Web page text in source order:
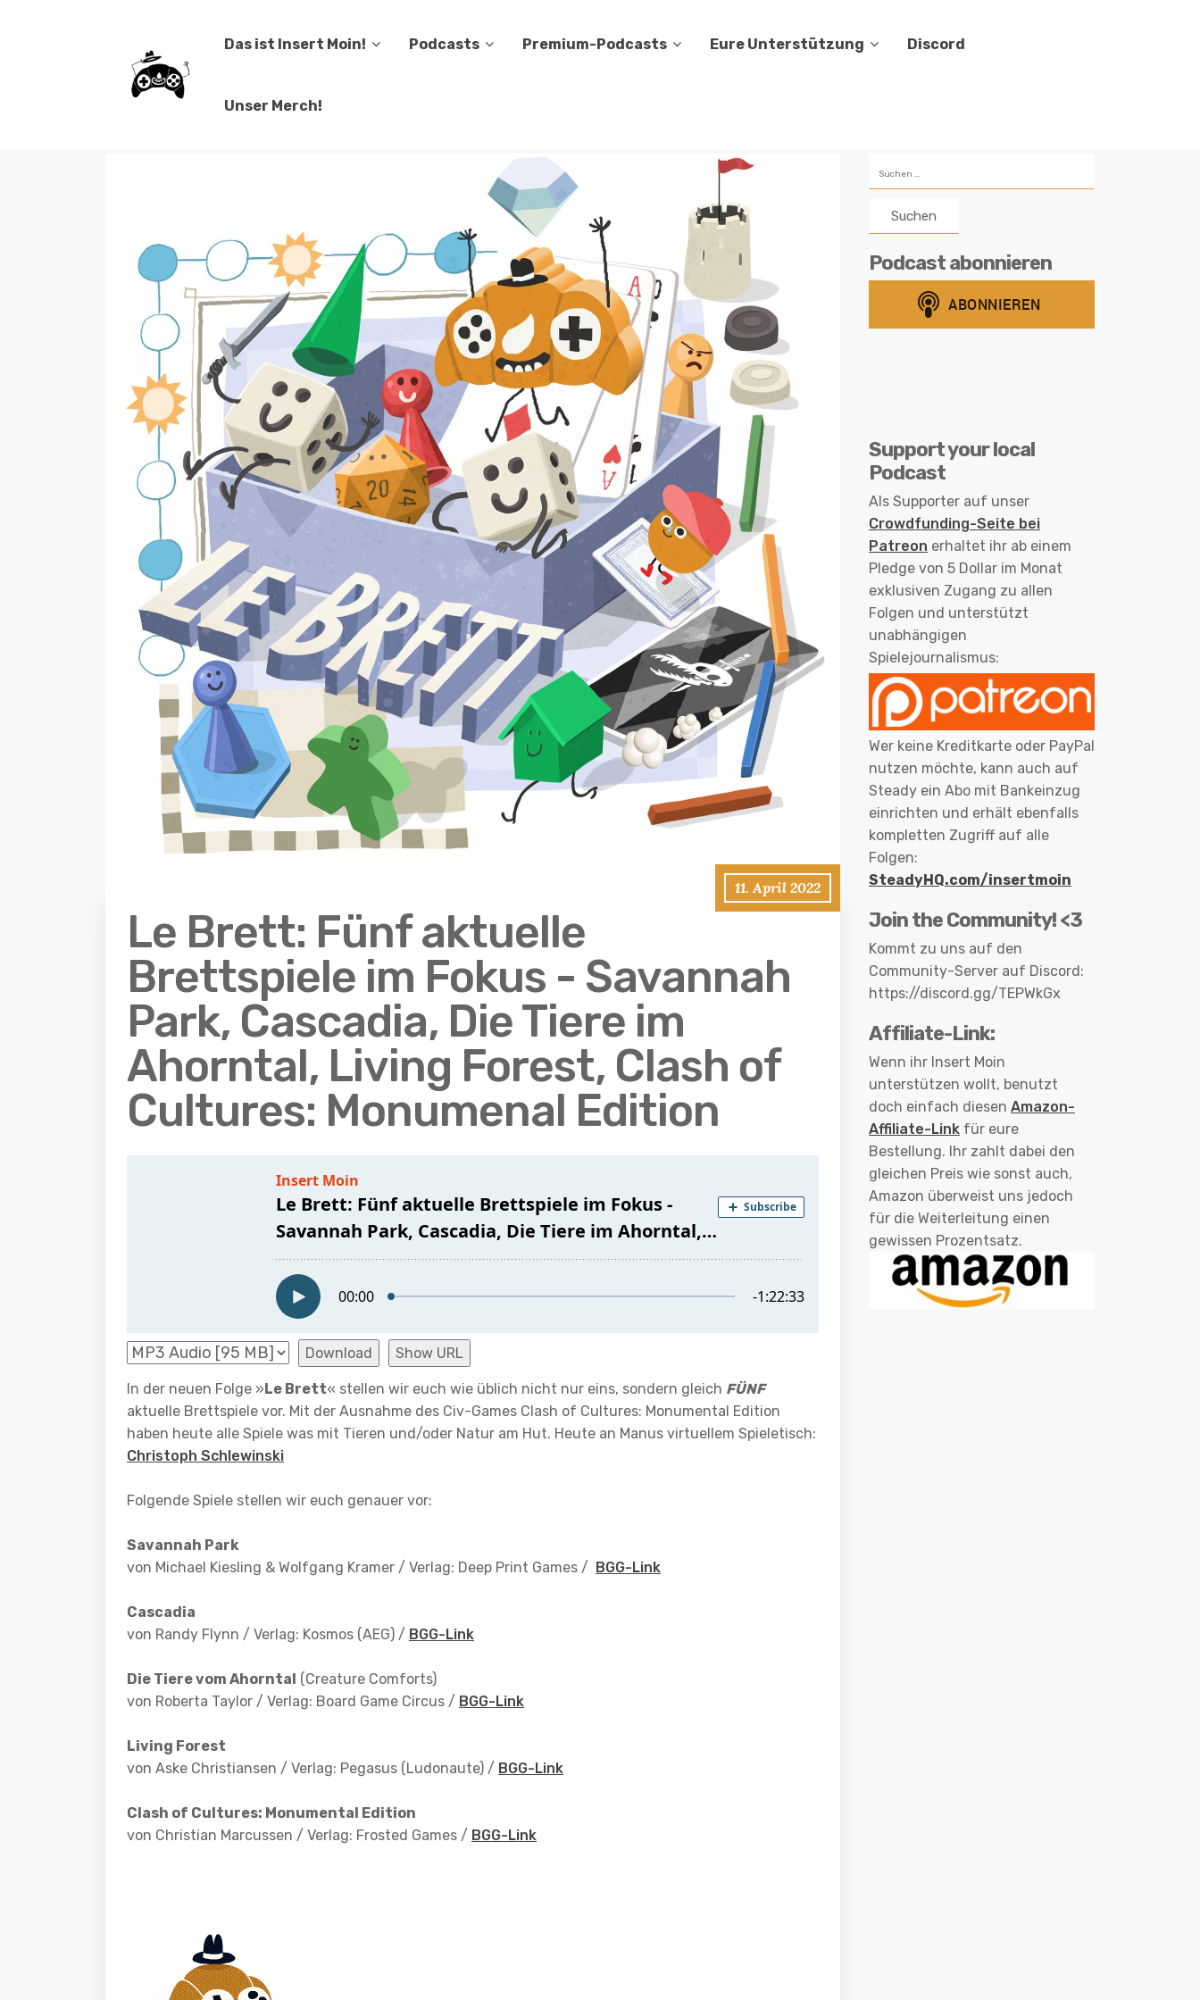
Das ist Insert Moin! Podcasts Premium-Podcasts Eure Unterstützung Discord
Unser Merch!
11. April 2022
Le Brett: Fünf aktuelle
Brettspiele im Fokus - Savannah
Park, Cascadia, Die Tiere im
Ahorntal, Living Forest, Clash of
Cultures: Monumenal Edition
Download Show URL
In der neuen Folge »Le Brett« stellen wir euch wie üblich nicht nur eins, sondern gleich FÜNF
aktuelle Brettspiele vor. Mit der Ausnahme des Civ-Games Clash of Cultures: Monumental Edition
haben heute alle Spiele was mit Tieren und/oder Natur am Hut. Heute an Manus virtuellem Spieletisch:
Christoph Schlewinski
Folgende Spiele stellen wir euch genauer vor:
Savannah Park
von Michael Kiesling & Wolfgang Kramer / Verlag: Deep Print Games / BGG-Link
Cascadia
von Randy Flynn / Verlag: Kosmos (AEG) / BGG-Link
Die Tiere vom Ahorntal (Creature Comforts)
von Roberta Taylor / Verlag: Board Game Circus / BGG-Link
Living Forest
von Aske Christiansen / Verlag: Pegasus (Ludonaute) / BGG-Link
Clash of Cultures: Monumental Edition
von Christian Marcussen / Verlag: Frosted Games / BGG-Link
nach:
Podcast abonnieren
Support your local
Podcast
Als Supporter auf unser
Crowdfunding-Seite bei
Patreon erhaltet ihr ab einem
Pledge von 5 Dollar im Monat
exklusiven Zugang zu allen
Folgen und unterstützt
unabhängigen
Spielejournalismus:
Wer keine Kreditkarte oder PayPal
nutzen möchte, kann auch auf
Steady ein Abo mit Bankeinzug
einrichten und erhält ebenfalls
kompletten Zugriff auf alle
Folgen:
SteadyHQ.com/insertmoin
Join the Community! <3
Kommt zu uns auf den
Community-Server auf Discord:
https://discord.gg/TEPWkGx
Affiliate-Link:
Wenn ihr Insert Moin
unterstützen wollt, benutzt
doch einfach diesen Amazon-
Affiliate-Link für eure
Bestellung. Ihr zahlt dabei den
gleichen Preis wie sonst auch,
Amazon überweist uns jedoch
für die Weiterleitung einen
gewissen Prozentsatz.